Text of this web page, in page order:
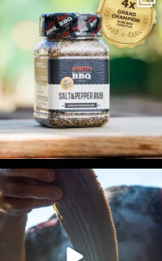
1 0
Ryba na grilu je opravdu rychlá, a stejně tak...